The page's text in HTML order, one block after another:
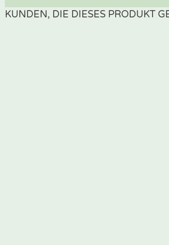
Zur Zeit gibt es keine Produktrezensionen. Sei
KUNDEN, DIE DIESES PRODUKT